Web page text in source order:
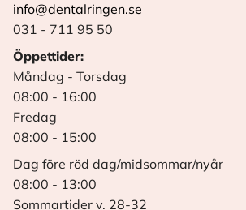
info@dentalringen.se
031 - 711 95 50
Öppettider:
Måndag - Torsdag
08:00 - 16:00
Fredag
08:00 - 15:00
Dag före röd dag/midsommar/nyår
08:00 - 13:00
Sommartider v. 28-32